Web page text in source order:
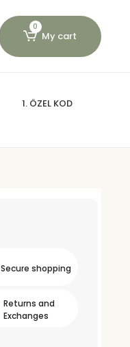
0
My cart
1. ÖZEL KOD
Secure shopping
Returns and
Exchanges